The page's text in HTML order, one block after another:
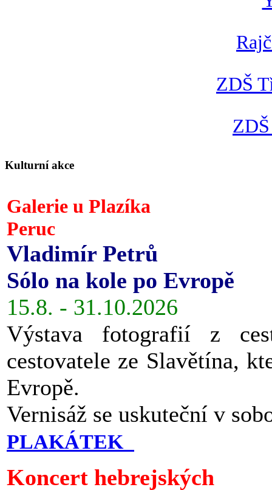
ZDŠ
Kulturní akce
Galerie u Plazíka
Peruc
Vladimír Petrů
Sólo na kole po Evropě
15.8. - 31.10.2026
Výstava fotografií z
cestovatele ze Slavětína,
Evropě.
Vernisáž se uskuteční v
PLAKÁTEK
Koncert hebrejských